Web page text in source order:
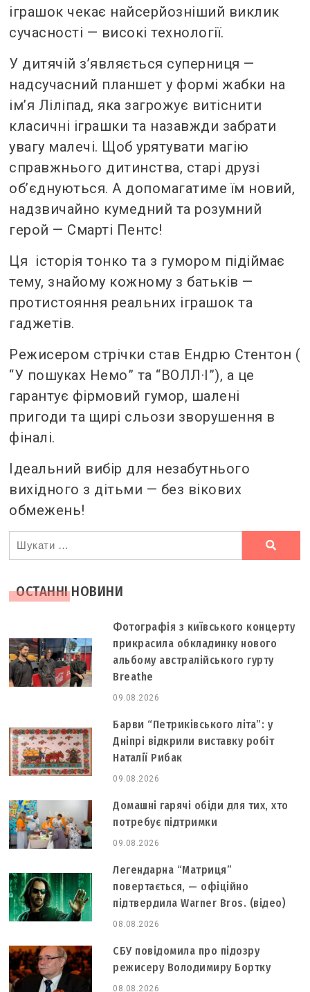
іграшок чекає найсерйозніший виклик
сучасності — високі технології.
У дитячій з’являється суперниця —
надсучасний планшет у формі жабки на
ім’я Ліліпад, яка загрожує витіснити
класичні іграшки та назавжди забрати
увагу малечі. Щоб урятувати магію
справжнього дитинства, старі друзі
об’єднуються. А допомагатиме їм новий,
надзвичайно кумедний та розумний
герой — Смарті Пентс!
Ця історія тонко та з гумором підіймає
тему, знайому кожному з батьків —
протистояння реальних іграшок та
гаджетів.
Режисером стрічки став Ендрю Стентон (
“У пошуках Немо” та “ВОЛЛ·І”), а це
гарантує фірмовий гумор, шалені
пригоди та щирі сльози зворушення в
фіналі.
Ідеальний вибір для незабутнього
вихідного з дітьми — без вікових
обмежень!
Ви
шукали
ОСТАННІ НОВИНИ
Фотографія з київського концерту
прикрасила обкладинку нового
альбому австралійського гурту
Breathe
09.08.2026
Барви “Петриківського літа”: у
Дніпрі відкрили виставку робіт
Наталії Рибак
09.08.2026
Домашні гарячі обіди для тих, хто
потребує підтримки
09.08.2026
Легендарна “Матриця”
повертається, — офіційно
підтвердила Warner Bros. (відео)
08.08.2026
СБУ повідомила про підозру
режисеру Володимиру Бортку
08.08.2026